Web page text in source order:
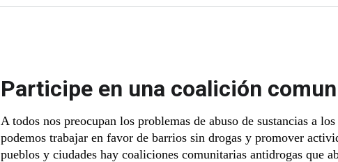
Participe en una coalición
A todos nos preocupan los problemas de abuso de sustancias a
podemos trabajar en favor de barrios sin drogas y promover
pueblos y ciudades hay coaliciones comunitarias antidrogas que